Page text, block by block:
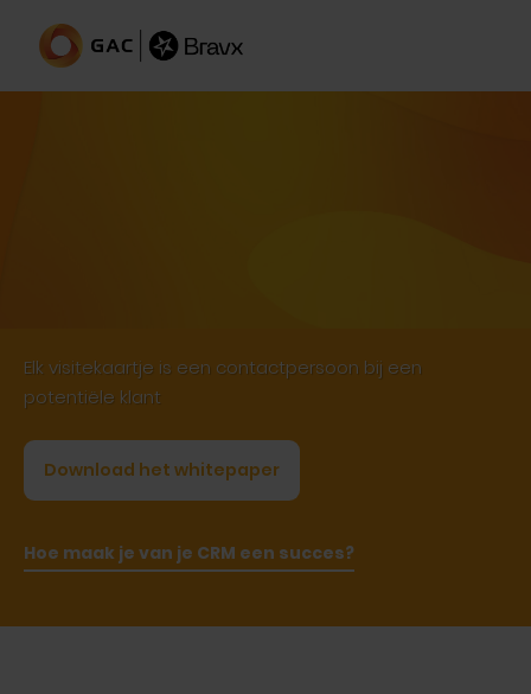
Elk visitekaartje is een contactpersoon bij een
potentiële klant
Download het whitepaper
Hoe maak je van je CRM een succes?